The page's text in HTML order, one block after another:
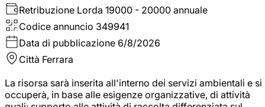
Retribuzione Lorda 19000 - 20000 annuale
Codice annuncio 349941
Data di pubblicazione 6/8/2026
Città Ferrara
La risorsa sarà inserita all'interno dei servizi ambientali e si
occuperà, in base alle esigenze organizzative, di attività